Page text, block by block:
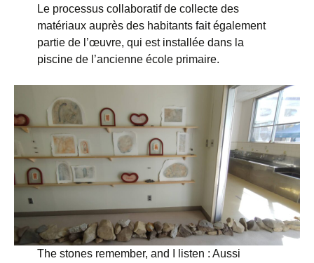
Le processus collaboratif de collecte des
matériaux auprès des habitants fait également
partie de l’œuvre, qui est installée dans la
piscine de l’ancienne école primaire.
The stones remember, and I listen : Aussi